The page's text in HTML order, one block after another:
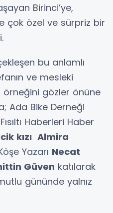
Birinci’ye,
çok özel ve sürpriz bir
bu anlamlı
ve mesleki
örneğini gözler önüne
Ada Bike Derneği
Haberleri Haber
kızı Almira
Yazarı Necat
Güven katılarak
gününde yalnız